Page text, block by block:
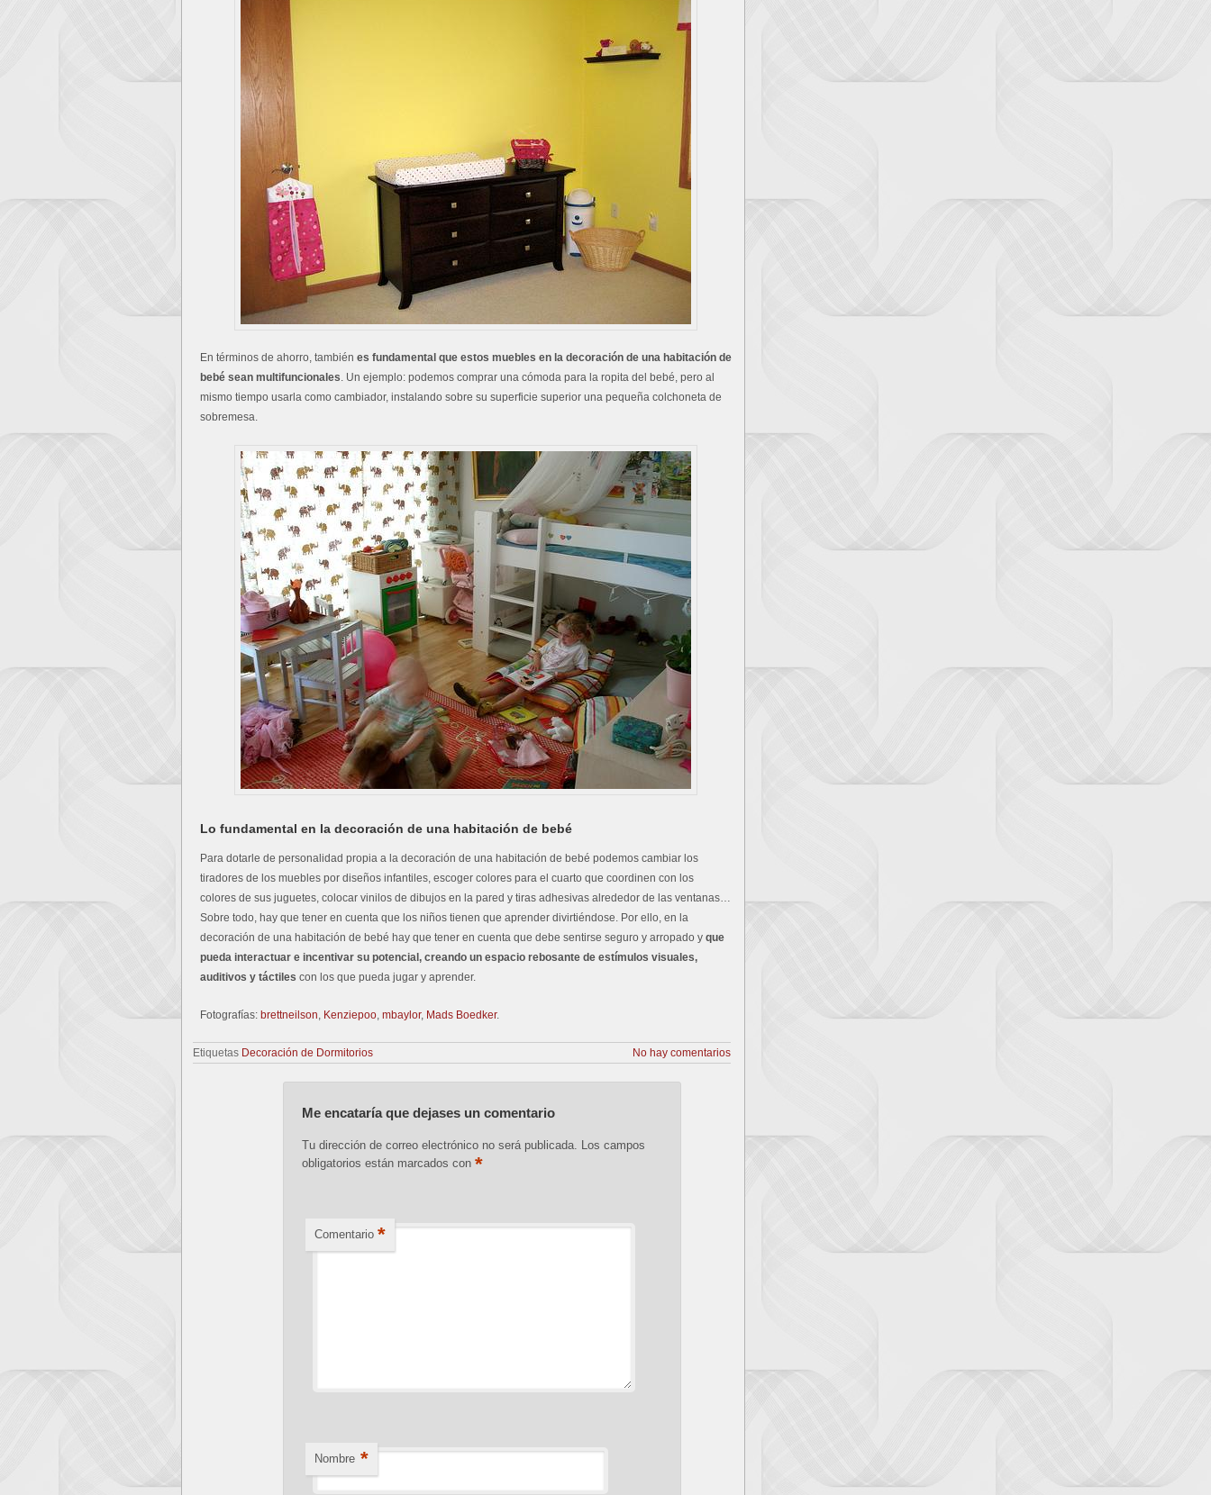
En términos de ahorro, también es fundamental que estos muebles en la decoración de una habitación de
bebé sean multifuncionales. Un ejemplo: podemos comprar una cómoda para la ropita del bebé, pero al
mismo tiempo usarla como cambiador, instalando sobre su superficie superior una pequeña colchoneta de
sobremesa.
Lo fundamental en la decoración de una habitación de bebé
Para dotarle de personalidad propia a la decoración de una habitación de bebé podemos cambiar los
tiradores de los muebles por diseños infantiles, escoger colores para el cuarto que coordinen con los
colores de sus juguetes, colocar vinilos de dibujos en la pared y tiras adhesivas alrededor de las ventanas…
Sobre todo, hay que tener en cuenta que los niños tienen que aprender divirtiéndose. Por ello, en la
decoración de una habitación de bebé hay que tener en cuenta que debe sentirse seguro y arropado y que
pueda interactuar e incentivar su potencial, creando un espacio rebosante de estímulos visuales,
auditivos y táctiles con los que pueda jugar y aprender.
Fotografías: brettneilson Kenziepoo mbaylor, Mads Boedker.
Etiquetas Decoración de Dormitorios No hay comentarios
Me encataría que dejases un comentario
Tu dirección de correo electrónico no será publicada. Los campos
obligatorios están marcados con *
Comentario *
Nombre *